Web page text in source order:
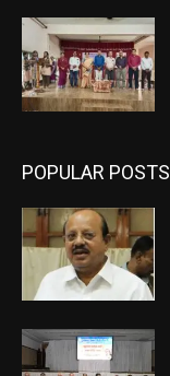
POPULAR POSTS